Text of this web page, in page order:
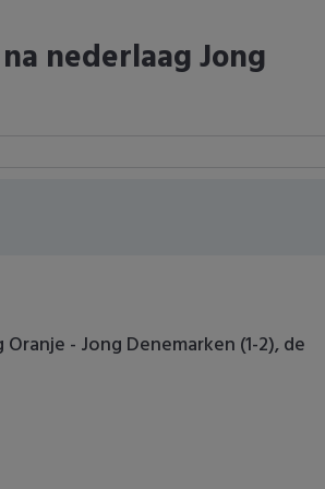
nederlaag Jong
- Jong Denemarken (1-2), de